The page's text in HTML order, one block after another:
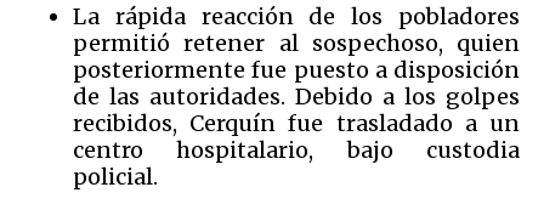
La rápida reacción de los pobladores
permitió retener al sospechoso, quien
posteriormente fue puesto a disposición
de las autoridades. Debido a los golpes
recibidos, Cerquín fue trasladado a un
centro hospitalario, bajo custodia
policial.